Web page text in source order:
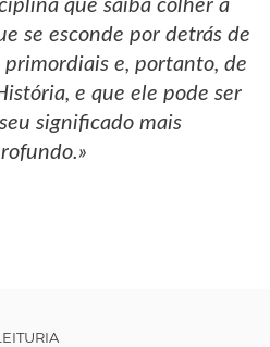
que saiba colher a
se esconde por detrás de
e, portanto, de
e que ele pode ser
significado mais